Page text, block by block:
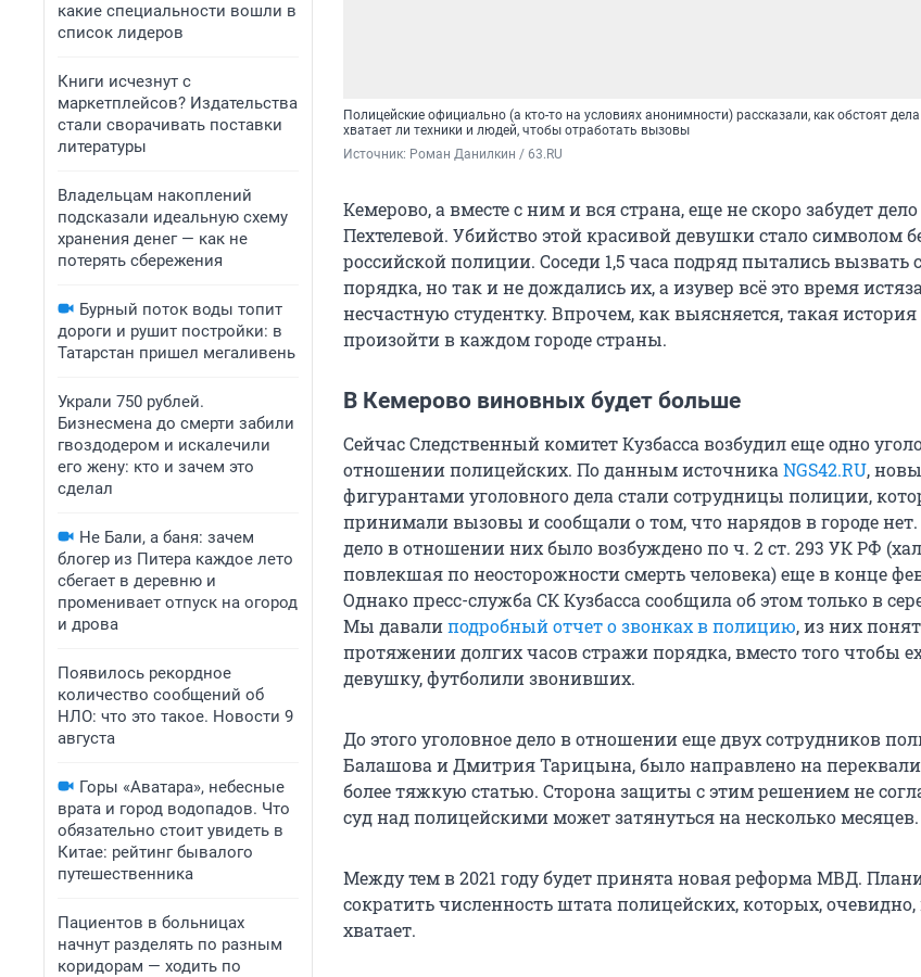
какие специальности вошли в
список лидеров
Книги исчезнут с
маркетплейсов? Издательства
стали сворачивать поставки
литературы
Владельцам накоплений
подсказали идеальную схему
хранения денег — как не
потерять сбережения
Бурный поток воды топит
дороги и рушит постройки: в
Татарстан пришел мегаливень
Украли 750 рублей.
Бизнесмена до смерти забили
гвоздодером и искалечили
его жену: кто и зачем это
сделал
Не Бали, а баня: зачем
блогер из Питера каждое лето
сбегает в деревню и
променивает отпуск на огород
и дрова
Появилось рекордное
количество сообщений об
НЛО: что это такое. Новости 9
августа
Горы «Аватара», небесные
врата и город водопадов. Что
обязательно стоит увидеть в
Китае: рейтинг бывалого
путешественника
Пациентов в больницах
начнут разделять по разным
коридорам — ходить по
Полицейские официально (а кто-то на условиях анонимности) рассказали, как обстоят
хватает ли техники и людей, чтобы отработать вызовы
Источник: Роман Данилкин / 63.RU
Кемерово, а вместе с ним и вся страна, еще не скоро забудет
Пехтелевой. Убийство этой красивой девушки стало символом
российской полиции. Соседи 1,5 часа подряд пытались вызвать
порядка, но так и не дождались их, а изувер всё это время
несчастную студентку. Впрочем, как выясняется, такая
произойти в каждом городе страны.
В Кемерово виновных будет больше
Сейчас Следственный комитет Кузбасса возбудил еще одно
отношении полицейских. По данным источника NGS42.RU,
фигурантами уголовного дела стали сотрудницы полиции,
принимали вызовы и сообщали о том, что нарядов в городе нет.
дело в отношении них было возбуждено по ч. 2 ст. 293 УК РФ
повлекшая по неосторожности смерть человека) еще в конце
Однако пресс-служба СК Кузбасса сообщила об этом только в
Мы давалиподробный отчет о звонках в полицию, из них
протяжении долгих часов стражи порядка, вместо того чтобы
девушку, футболили звонивших.
До этого уголовное дело в отношении еще двух сотрудников
Балашова и Дмитрия Тарицына, было направлено на
более тяжкую статью. Сторона защиты с этим решением не
суд над полицейскими может затянуться на несколько месяцев.
Между тем в 2021 году будет принята новая реформа МВД.
сократить численность штата полицейских, которых, очевидно,
хватает.